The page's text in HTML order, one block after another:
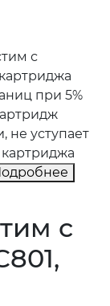
с
при 5%
не уступает
с